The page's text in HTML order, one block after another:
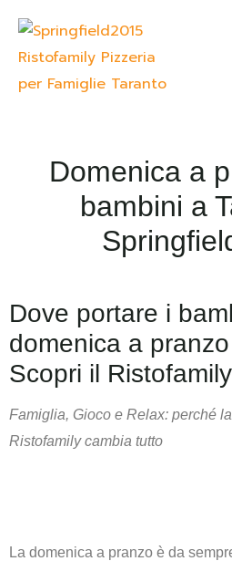
Domenica a
bambini a
Dove portare i
domenica a
Scopri il Ristofamily
Famiglia, Gioco e Relax: perché
Ristofamily cambia tutto
La domenica a pranzo è da